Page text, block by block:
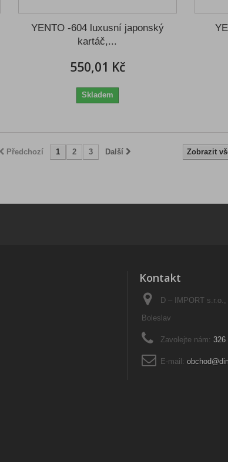
YENTO -604 luxusní japonský
kartáč,...
550,01 Kč
Skladem
Zobrazit
Předchozí 1 2 3 Další
Kontakt
D – IMPORT
Boleslav
Zavolejte nám: 326
E-mail: